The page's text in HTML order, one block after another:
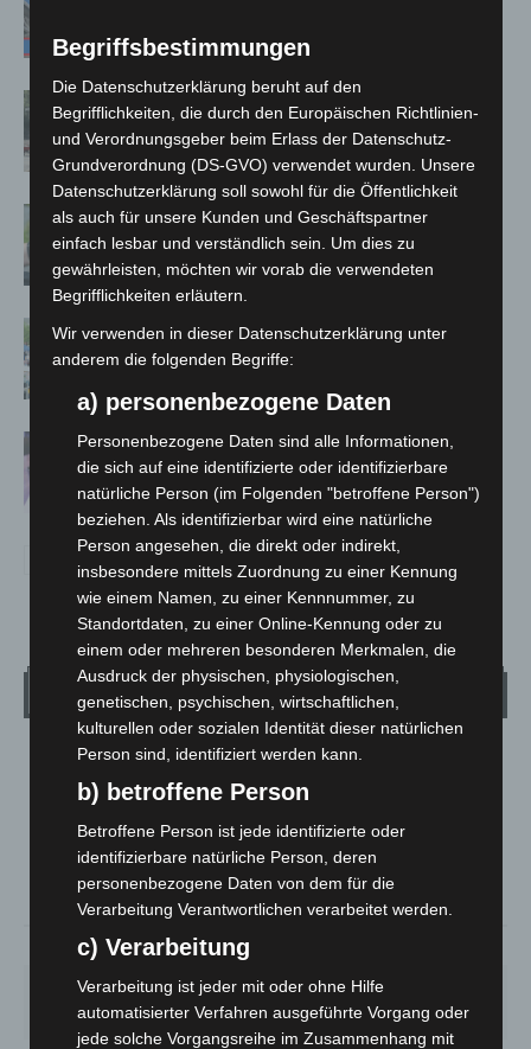
Gasleitung bei McDonald’s-Umbau in
Langenhagen beschädigt
Langenhagen: Autofahrer mit 3,17
Promille aus dem Verkehr gezogen
Blaulichtmeile Langenhagen 2026:
Polizei, Feuerwehr und Rettung
Polizei Langenhagen testet Aufnahme
von Anzeigen per Videochat
Wetter
LANGENHAGEN
Überwiegend Bewölkt
21°C 21.7°
18.8
59% 3.9m/s
FR.
21°
SA.
26°
SO.
32°
MO.
31° 23°
Begriffsbestimmungen
Die Datenschutzerklärung beruht auf den
Begrifflichkeiten, die durch den Europäischen Richtlinien-
und Verordnungsgeber beim Erlass der Datenschutz-
Grundverordnung (DS-GVO) verwendet wurden. Unsere
Datenschutzerklärung soll sowohl für die Öffentlichkeit
als auch für unsere Kunden und Geschäftspartner
einfach lesbar und verständlich sein. Um dies zu
gewährleisten, möchten wir vorab die verwendeten
Begrifflichkeiten erläutern.
Wir verwenden in dieser Datenschutzerklärung unter
anderem die folgenden Begriffe:
a) personenbezogene Daten
Personenbezogene Daten sind alle Informationen,
die sich auf eine identifizierte oder identifizierbare
natürliche Person (im Folgenden "betroffene Person")
beziehen. Als identifizierbar wird eine natürliche
Person angesehen, die direkt oder indirekt,
insbesondere mittels Zuordnung zu einer Kennung
wie einem Namen, zu einer Kennnummer, zu
Standortdaten, zu einer Online-Kennung oder zu
einem oder mehreren besonderen Merkmalen, die
Ausdruck der physischen, physiologischen,
genetischen, psychischen, wirtschaftlichen,
kulturellen oder sozialen Identität dieser natürlichen
Person sind, identifiziert werden kann.
b) betroffene Person
Betroffene Person ist jede identifizierte oder
identifizierbare natürliche Person, deren
personenbezogene Daten von dem für die
Verarbeitung Verantwortlichen verarbeitet werden.
c) Verarbeitung
Verarbeitung ist jeder mit oder ohne Hilfe
automatisierter Verfahren ausgeführte Vorgang oder
jede solche Vorgangsreihe im Zusammenhang mit